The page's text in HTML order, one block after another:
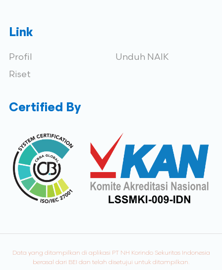
Link
Profil
Riset
Unduh NAIK
Certified By
Data yang ditampilkan di aplikasi PT NH Korindo Sekuritas Indonesia
berasal dari BEI dan telah disetujui untuk ditampilkan.